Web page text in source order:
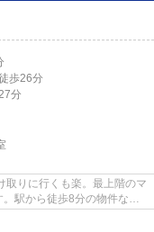
歩26分
分
取りに行くも楽。最上階のマ
駅から徒歩8分の物件なら